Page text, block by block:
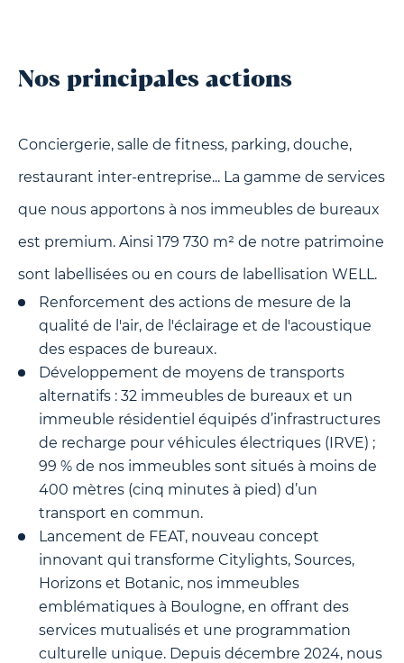
Nos principales actions
Conciergerie, salle de fitness, parking, douche,
restaurant inter-entreprise... La gamme de services
que nous apportons à nos immeubles de bureaux
est premium. Ainsi 179 730 m² de notre patrimoine
sont labellisées ou en cours de labellisation WELL.
Renforcement des actions de mesure de la
qualité de l'air, de l'éclairage et de l'acoustique
des espaces de bureaux.
Développement de moyens de transports
alternatifs : 32 immeubles de bureaux et un
immeuble résidentiel équipés d’infrastructures
de recharge pour véhicules électriques (IRVE) ;
99 % de nos immeubles sont situés à moins de
400 mètres (cinq minutes à pied) d’un
transport en commun.
Lancement de FEAT, nouveau concept
innovant qui transforme Citylights, Sources,
Horizons et Botanic, nos immeubles
emblématiques à Boulogne, en offrant des
services mutualisés et une programmation
culturelle unique. Depuis décembre 2024, nous